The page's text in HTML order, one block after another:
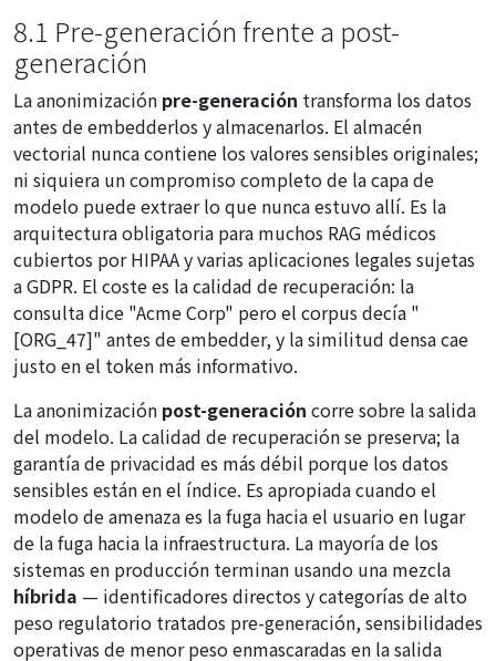
8.1 Pre-generación frente a post-
generación
La anonimización pre-generación transforma los datos
antes de embedderlos y almacenarlos. El almacén
vectorial nunca contiene los valores sensibles originales;
ni siquiera un compromiso completo de la capa de
modelo puede extraer lo que nunca estuvo allí. Es la
arquitectura obligatoria para muchos RAG médicos
cubiertos por HIPAA y varias aplicaciones legales sujetas
a GDPR. El coste es la calidad de recuperación: la
consulta dice "Acme Corp" pero el corpus decía "
[ORG_47]" antes de embedder, y la similitud densa cae
justo en el token más informativo.
La anonimización post-generación corre sobre la salida
del modelo. La calidad de recuperación se preserva; la
garantía de privacidad es más débil porque los datos
sensibles están en el índice. Es apropiada cuando el
modelo de amenaza es la fuga hacia el usuario en lugar
de la fuga hacia la infraestructura. La mayoría de los
sistemas en producción terminan usando una mezcla
híbrida — identificadores directos y categorías de alto
peso regulatorio tratados pre-generación, sensibilidades
operativas de menor peso enmascaradas en la salida